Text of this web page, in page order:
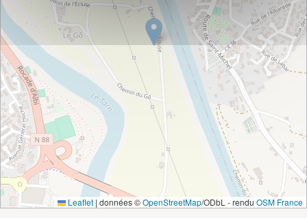
Leaflet | données ©OpenStreetMap/ODbL - rendu OSM France